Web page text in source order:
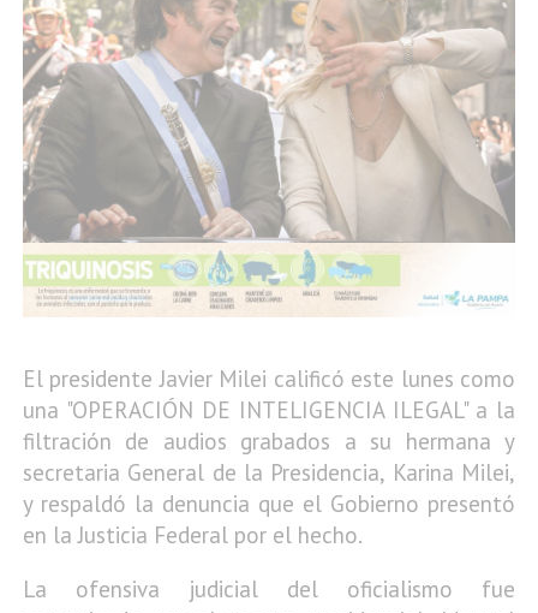
El presidente Javier Milei calificó este lunes como
una "OPERACIÓN DE INTELIGENCIA ILEGAL" a la
filtración de audios grabados a su hermana y
secretaria General de la Presidencia, Karina Milei,
y respaldó la denuncia que el Gobierno presentó
en la Justicia Federal por el hecho.
La ofensiva judicial del oficialismo fue